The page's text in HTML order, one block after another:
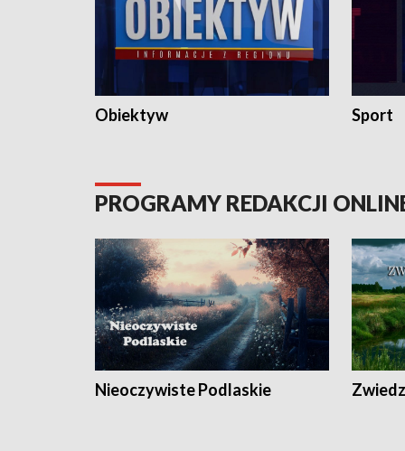
Obiektyw Sport
PROGRAMY REDAKCJI
Nieoczywiste Podlaskie